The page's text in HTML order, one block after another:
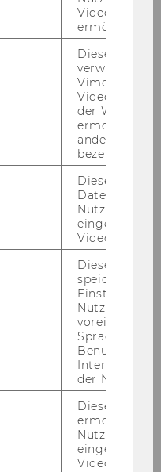
Pro­zess aus Ent­
und Wei­ter­den­
Uhr I vor
Dis­kus­si­on ist
AI in Ac­tion Ha­
Teil
An­mel­
wer­den recht­
Videoplayers
ermöglichen
Dieses
verwendet,
Vimeo-
der WU-
ermöglichen
andere nicht
bezeichnete
Dieses
Daten von
Videos
Dieses Cookie
speichert
Nutzer*in, zB.
Sprache,
der Nutzer*in
Dieses Cookie
ermöglicht
Nutzung des
Video Players